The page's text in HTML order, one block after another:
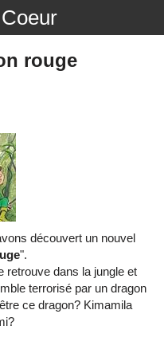
rouge
découvert un nouvel
".
retrouve dans la jungle et
terrorisé par un dragon
ce dragon? Kimamila